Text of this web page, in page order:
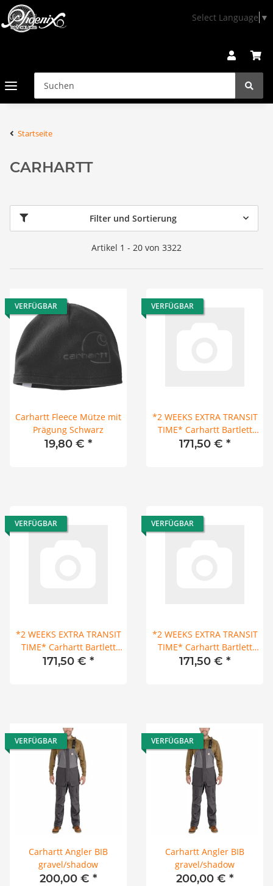
Select Language ▼
Startseite
CARHARTT
Filter und Sortierung
Artikel 1 - 20 von 3322
VERFÜGBAR
Carhartt Fleece Mütze mit
Prägung Schwarz
19,80 € *
VERFÜGBAR
*2 WEEKS EXTRA TRANSIT
TIME* Carhartt Bartlett
jacket dark brown
171,50 € *
VERFÜGBAR
*2 WEEKS EXTRA TRANSIT
TIME* Carhartt Bartlett
jacket dark brown
171,50 € *
VERFÜGBAR
*2 WEEKS EXTRA TRANSIT
TIME* Carhartt Bartlett
jacket dark brown
171,50 € *
VERFÜGBAR
Carhartt Angler BIB
gravel/shadow
200,00 € *
VERFÜGBAR
Carhartt Angler BIB
gravel/shadow
200,00 € *